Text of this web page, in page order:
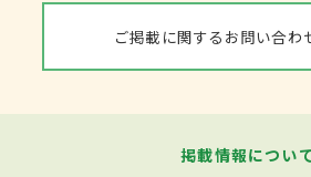
ご掲載に関するお問い合わ
掲載情報につい